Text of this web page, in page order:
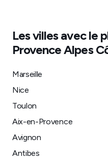
Les villes avec le
Provence Alpes
Marseille
Nice
Toulon
Aix-en-Provence
Avignon
Antibes